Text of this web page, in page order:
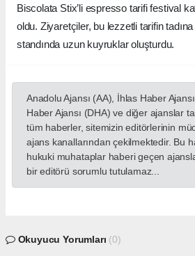
Biscolata Stix’li espresso tarifi festival
oldu. Ziyaretçiler, bu lezzetli tarifin
standında uzun kuyruklar oluşturdu.
Anadolu Ajansı (AA), İhlas Haber
Haber Ajansı (DHA) ve diğer ajanslar
tüm haberler, sitemizin editörlerinin
ajans kanallarından çekilmektedir. Bu
hukuki muhataplar haberi geçen
bir editörü sorumlu tutulamaz...
Okuyucu Yorumları (0)